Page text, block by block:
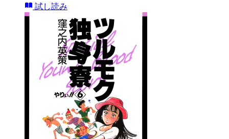
試し読み